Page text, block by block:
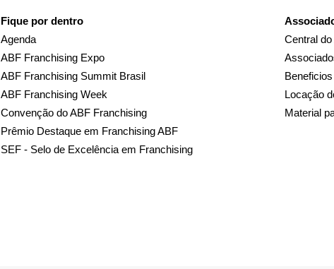
Fique por dentro
Agenda
ABF Franchising Expo
ABF Franchising Summit Brasil
ABF Franchising Week
Convenção do ABF Franchising
Prêmio Destaque em Franchising ABF
SEF - Selo de Excelência em Franchising
Central
Beneficios
Locação
Material